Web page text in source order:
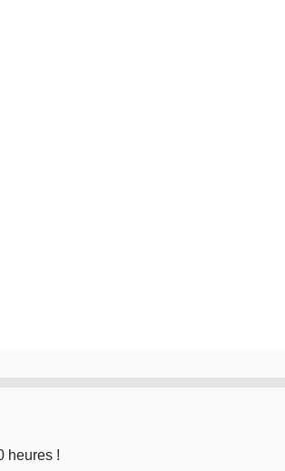
heures !